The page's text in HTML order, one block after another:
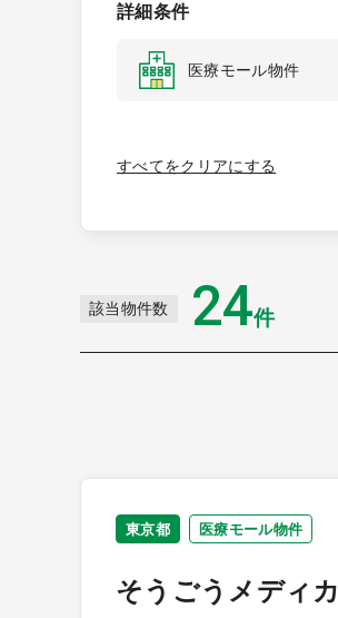
詳細条件
医療モール物件
すべてをクリアにする
該当物件数 24件
東京都 医療モール物件
そうごうメディ